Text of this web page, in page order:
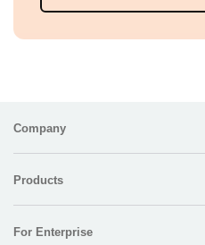
Company
Products
For Enterprise